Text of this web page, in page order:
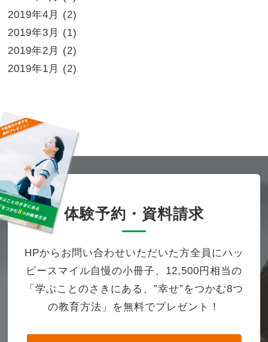
2019年4月
(2)
2019年3月
(1)
2019年2月
(2)
2019年1月
(2)
体験予約・資料請求
HPからお問い合わせいただいた方全員にハッ
ピースマイル自慢の小冊子、12,500円相当の
「学ぶことのさきにある、”幸せ”をつかむ8つ
の教育方法」を無料でプレゼント！